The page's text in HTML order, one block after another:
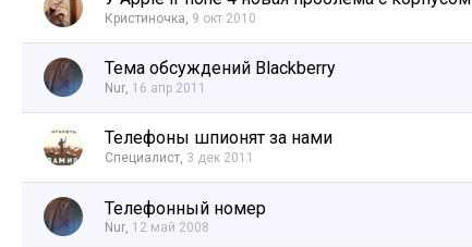
Кристиночка, 9 окт 2010
Тема обсуждений Blackberry
Nur, 16 апр 2011
Телефоны шпионят за нами
Специалист, 3 дек 2011
Телефонный номер
Nur, 12 май 2008